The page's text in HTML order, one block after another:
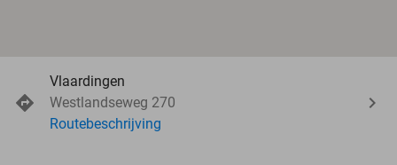
Vlaardingen
Westlandseweg 270
Routebeschrijving